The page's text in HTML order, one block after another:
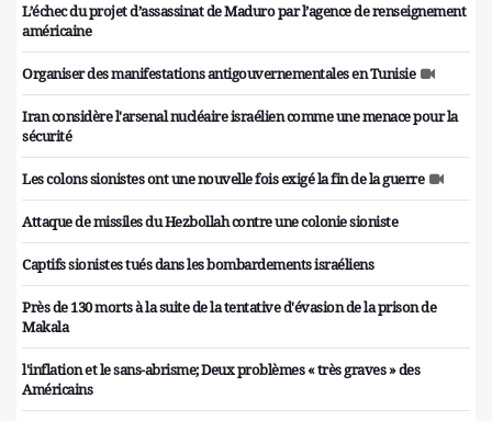
L’échec du projet d’assassinat de Maduro par l’agence de renseignement
américaine
Organiser des manifestations antigouvernementales en Tunisie
Iran considère l'arsenal nucléaire israélien comme une menace pour la
sécurité
Les colons sionistes ont une nouvelle fois exigé la fin de la guerre
Attaque de missiles du Hezbollah contre une colonie sioniste
Captifs sionistes tués dans les bombardements israéliens
Près de 130 morts à la suite de la tentative d'évasion de la prison de
Makala
l'inflation et le sans-abrisme; Deux problèmes « très graves » des
Américains